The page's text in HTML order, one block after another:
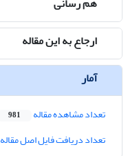
ارجاع به این مقاله
آمار
تعداد مشاهده مقاله 981
تعداد دریافت فایل اصل مقاله